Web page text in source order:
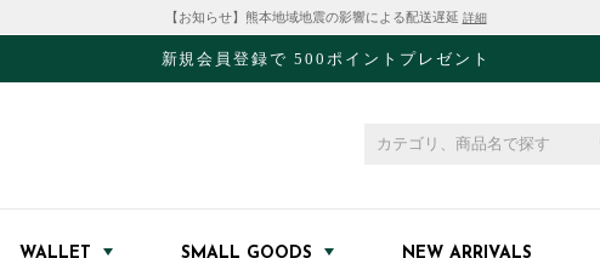
【お知らせ】熊本地域地震の影響による配送遅延 詳細
新規会員登録で 500ポイントプレゼント
WALLET SMALL GOODS NEW ARRIVALS